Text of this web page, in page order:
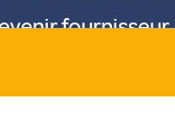
paramètres de
fournisseur